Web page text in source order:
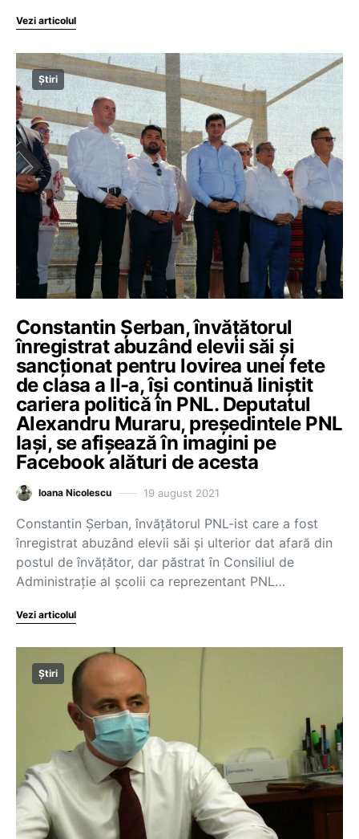
Vezi articolul
Știri
Constantin Șerban, învățătorul
înregistrat abuzând elevii săi și
sancționat pentru lovirea unei fete
de clasa a II-a, își continuă liniștit
cariera politică în PNL. Deputatul
Alexandru Muraru, președintele PNL
Iași, se afișează în imagini pe
Facebook alături de acesta
Ioana Nicolescu 19 august 2021
Constantin Șerban, învățătorul PNL-ist care a fost
înregistrat abuzând elevii săi și ulterior dat afară din
postul de învățător, dar păstrat în Consiliul de
Administrație al școlii ca reprezentant PNL…
Vezi articolul
Știri